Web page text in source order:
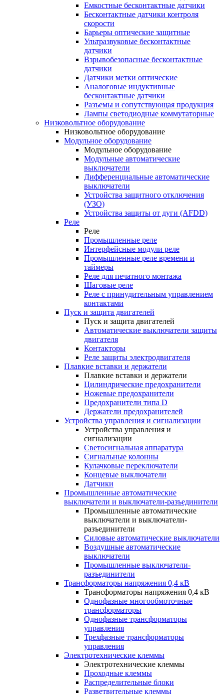
Емкостные бесконтактные датчики
Бесконтактные датчики контроля
скорости
Барьеры оптические защитные
Ультразвуковые бесконтактные
датчики
Взрывобезопасные бесконтактные
датчики
Датчики метки оптические
Аналоговые индуктивные
бесконтактные датчики
Разъемы и сопутствующая продукция
Лампы светодиодные коммутаторные
Низковольтное оборудование
Низковольтное оборудование
Модульное оборудование
Модульное оборудование
Модульные автоматические
выключатели
Дифференциальные автоматические
выключатели
Устройства защитного отключения
(УЗО)
Устройства защиты от дуги (AFDD)
Реле
Реле
Промышленные реле
Интерфейсные модули реле
Промышленные реле времени и
таймеры
Реле для печатного монтажа
Шаговые реле
Реле с принудительным управлением
контактами
Пуск и защита двигателей
Пуск и защита двигателей
Автоматические выключатели защиты
двигателя
Контакторы
Реле защиты электродвигателя
Плавкие вставки и держатели
Плавкие вставки и держатели
Цилиндрические предохранители
Ножевые предохранители
Предохранители типа D
Держатели предохранителей
Устройства управления и сигнализации
Устройства управления и
сигнализации
Светосигнальная аппаратура
Сигнальные колонны
Кулачковые переключатели
Концевые выключатели
Датчики
Промышленные автоматические
выключатели и выключатели-разъединители
Промышленные автоматические
выключатели и выключатели-
разъединители
Силовые автоматические выключатели
Воздушные автоматические
выключатели
Промышленные выключатели-
разъединители
Трансформаторы напряжения 0,4 кВ
Трансформаторы напряжения 0,4 кВ
Однофазные многообмоточные
трансформаторы
Однофазные трансформаторы
управления
Трехфазные трансформаторы
управления
Электротехнические клеммы
Электротехнические клеммы
Проходные клеммы
Распределительные блоки
Разветвительные клеммы